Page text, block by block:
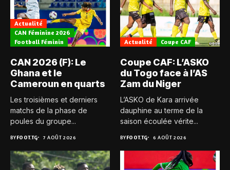
Actualité
CAN Féminine 2026
Football Féminin
CAN 2026 (F): Le
Ghana et le
Cameroun en quarts
Les troisièmes et derniers
matchs de la phase de
poules du groupe...
BYFOOT.TG 7 AOÛT 2026
Actualité Coupe CAF
Coupe CAF: L’ASKO
du Togo face à l’AS
Zam du Niger
L’ASKO de Kara arrivée
dauphine au terme de la
saison écoulée vérite...
BYFOOT.TG 6 AOÛT 2026